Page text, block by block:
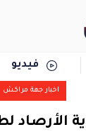
فيديو
اخبار جهة مراكش
الأرصاد